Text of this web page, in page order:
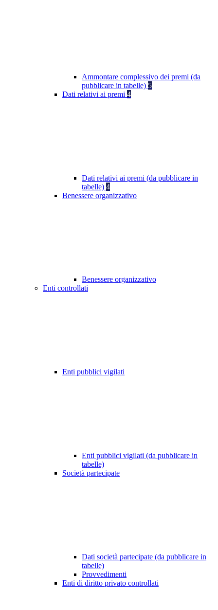
Ammontare complessivo dei premi (da
pubblicare in tabelle) 5
Dati relativi ai premi 4
Dati relativi ai premi (da pubblicare in
tabelle) 4
Benessere organizzativo
Benessere organizzativo
Enti controllati
Enti pubblici vigilati
Enti pubblici vigilati (da pubblicare in
tabelle)
Società partecipate
Dati società partecipate (da pubblicare in
tabelle)
Provvedimenti
Enti di diritto privato controllati